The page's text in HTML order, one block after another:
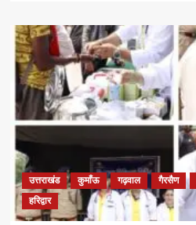
उत्तराखंड कुमाँऊ गढ़वाल गैरसैण
हरिद्वार